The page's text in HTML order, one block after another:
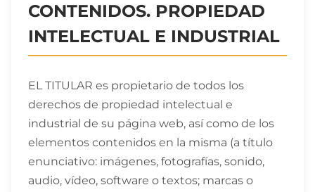
CONTENIDOS. PROPIEDAD
INTELECTUAL E INDUSTRIAL
EL TITULAR es propietario de todos los
derechos de propiedad intelectual e
industrial de su página web, así como de los
elementos contenidos en la misma (a título
enunciativo: imágenes, fotografías, sonido,
audio, vídeo, software o textos; marcas o